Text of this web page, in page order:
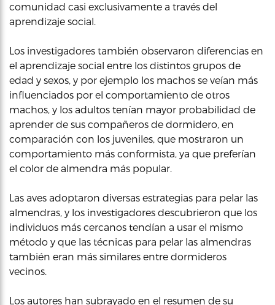
comunidad casi exclusivamente a través del
aprendizaje social.
Los investigadores también observaron diferencias en
el aprendizaje social entre los distintos grupos de
edad y sexos, y por ejemplo los machos se veían más
influenciados por el comportamiento de otros
machos, y los adultos tenían mayor probabilidad de
aprender de sus compañeros de dormidero, en
comparación con los juveniles, que mostraron un
comportamiento más conformista, ya que preferían
el color de almendra más popular.
Las aves adoptaron diversas estrategias para pelar las
almendras, y los investigadores descubrieron que los
individuos más cercanos tendían a usar el mismo
método y que las técnicas para pelar las almendras
también eran más similares entre dormideros
vecinos.
Los autores han subrayado en el resumen de su